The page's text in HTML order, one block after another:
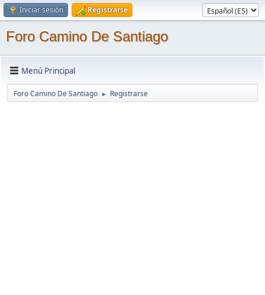
Iniciar sesión Registrarse
Foro Camino De Santiago
Menú Principal
Foro Camino De Santiago ► Registrarse